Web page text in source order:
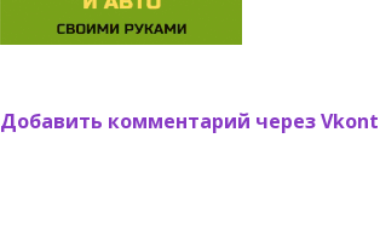
Добавить комментарий через